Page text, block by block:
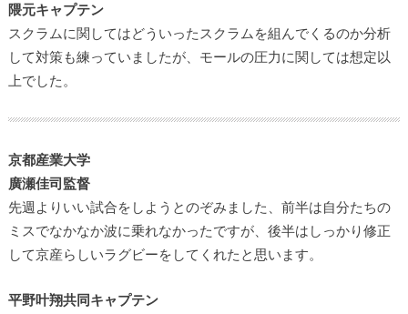
隈元キャプテン
スクラムに関してはどういったスクラムを組んでくるのか分析
して対策も練っていましたが、モールの圧力に関しては想定以
上でした。
京都産業大学
廣瀬佳司監督
先週よりいい試合をしようとのぞみました、前半は自分たちの
ミスでなかなか波に乗れなかったですが、後半はしっかり修正
して京産らしいラグビーをしてくれたと思います。
平野叶翔共同キャプテン